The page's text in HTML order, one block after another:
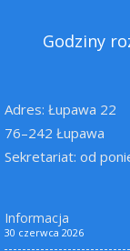
Godziny
Adres: Łupawa 22
76–242 Łupawa
Sekretariat: od
Informacja
30 czerwca 2026